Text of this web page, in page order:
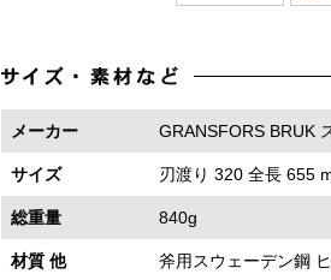
メーカー GRANSFORS BRUK
サイズ 刃渡り 320 全長 655
総重量 840g
材質 他 斧用スウェーデン鋼